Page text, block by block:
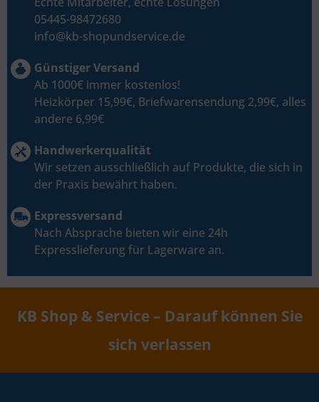
05445-98472680
info@kb-shopundservice.de
Günstiger Versand
Ab 1000€ immer kostenlos!
Heizkörper 15,99€, Briefwarensendung 2,99€, alles
andere 6,99€
Handwerkerqualität
Wir setzen ausschließlich auf Produkte, die sich in
der Praxis bewährt haben.
Expressversand
Nach Absprache bieten wir eine 24h
Expresslieferung für Lagerware an.
KB Shop & Service – Darauf können Sie
sich verlassen